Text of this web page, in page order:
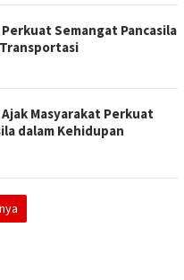
Semangat Pancasila
Masyarakat Perkuat
dalam Kehidupan